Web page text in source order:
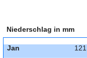
Niederschlag in mm
Jan 121